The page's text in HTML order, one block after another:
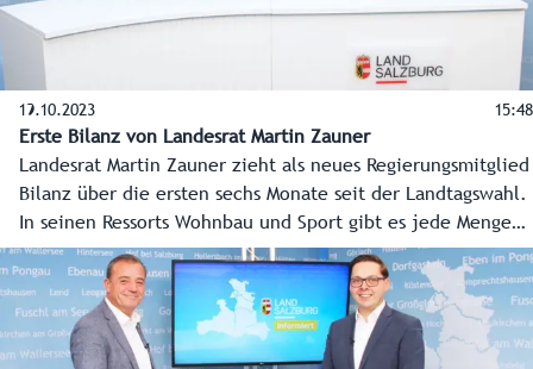
19.10.2023 15:48
Erste Bilanz von Landesrat Martin Zauner
Landesrat Martin Zauner zieht als neues Regierungsmitglied
Bilanz über die ersten sechs Monate seit der Landtagswahl.
In seinen Ressorts Wohnbau und Sport gibt es jede Menge
zu tun, genau darauf geht er in diesem Studiogespräch mit
Chefredakteur Franz Wieser ein.